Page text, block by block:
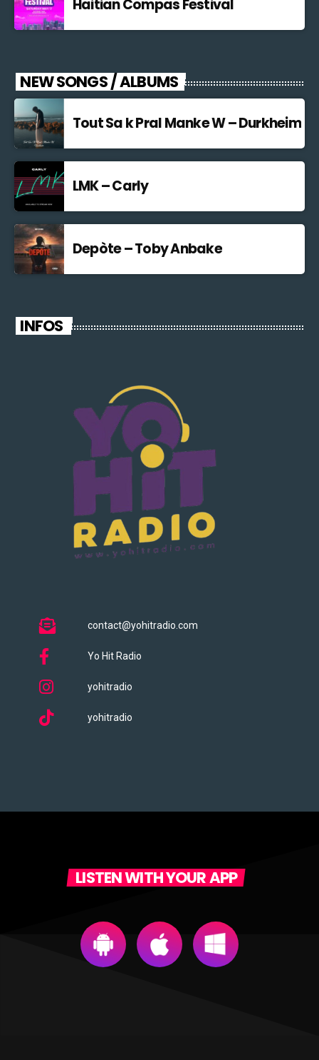
Haitian Compas Festival
NEW SONGS / ALBUMS
Tout Sa k Pral Manke W – Durkheim
LMK – Carly
Depòte – Toby Anbake
INFOS
contact@yohitradio.com
Yo Hit Radio
yohitradio
yohitradio
LISTEN WITH YOUR APP